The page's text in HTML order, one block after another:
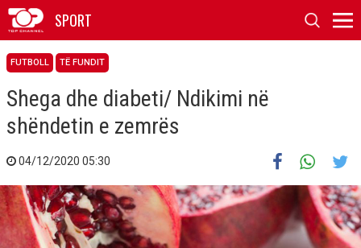
SPORT
FUTBOLL TË FUNDIT
Shega dhe diabeti/ Ndikimi në
shëndetin e zemrës
04/12/2020 05:30